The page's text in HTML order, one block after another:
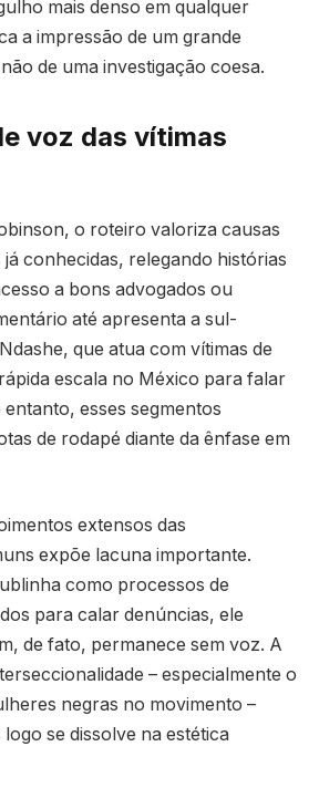
mais denso em qualquer
a impressão de um grande
de uma investigação coesa.
voz das vítimas
o roteiro valoriza causas
já conhecidas, relegando histórias
a bons advogados ou
até apresenta a sul-
que atua com vítimas de
escala no México para falar
esses segmentos
de rodapé diante da ênfase em
extensos das
expõe lacuna importante.
como processos de
para calar denúncias, ele
de fato, permanece sem voz. A
– especialmente o
negras no movimento –
se dissolve na estética